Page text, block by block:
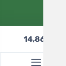
14,86